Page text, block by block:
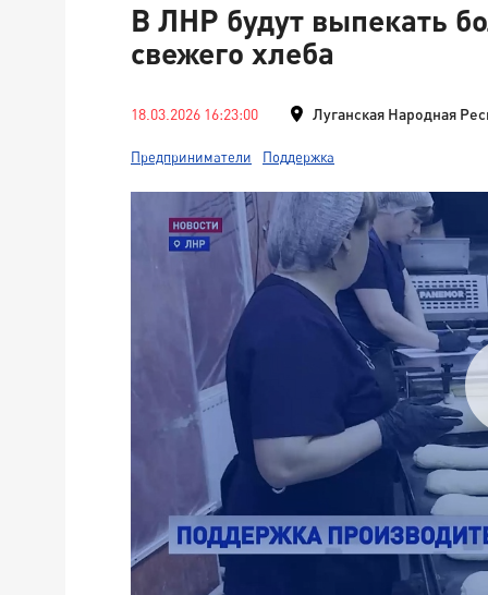
В ЛНР будут выпекать
свежего хлеба
18.03.2026 16:23:00 Луганская Народная
Предприниматели Поддержка